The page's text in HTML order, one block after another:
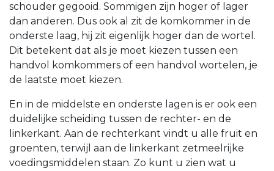
schouder gegooid. Sommigen zijn hoger of lager
dan anderen. Dus ook al zit de komkommer in de
onderste laag, hij zit eigenlijk hoger dan de wortel.
Dit betekent dat als je moet kiezen tussen een
handvol komkommers of een handvol wortelen, je
de laatste moet kiezen.
En in de middelste en onderste lagen is er ook een
duidelijke scheiding tussen de rechter- en de
linkerkant. Aan de rechterkant vindt u alle fruit en
groenten, terwijl aan de linkerkant zetmeelrijke
voedingsmiddelen staan. Zo kunt u zien wat u